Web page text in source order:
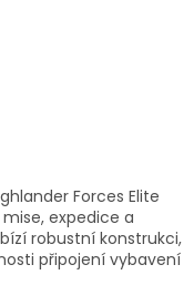
Forces Elite
expedice a
robustní konstrukci,
připojení vybavení